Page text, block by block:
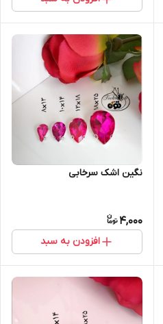
نگین اشک سرخابی
4,000
افزودن به سبد